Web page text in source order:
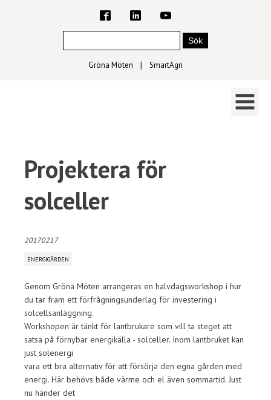
Gröna Möten ∣ SmartAgri
Projektera för
solceller
20170217
ENERGIGÅRDEN
Genom Gröna Möten arrangeras en halvdagsworkshop i hur
du tar fram ett förfrågningsunderlag för investering i
solcellsanläggning.
Workshopen är tänkt för lantbrukare som vill ta steget att
satsa på förnybar energikälla - solceller. Inom lantbruket kan
just solenergi
vara ett bra alternativ för att försörja den egna gården med
energi. Här behövs både värme och el även sommartid. Just
nu händer det